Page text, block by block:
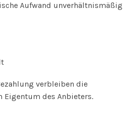
Aufwand unverhältnismäßig
verbleiben die
des Anbieters.